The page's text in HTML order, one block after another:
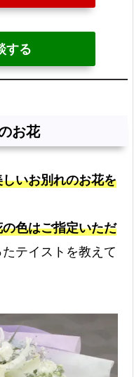
する
お花
いお別れのお花を
色はご指定いただ
テイストを教えて